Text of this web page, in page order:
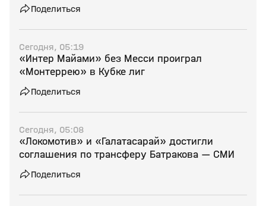
Поделиться
Сегодня, 05:19
«Интер Майами» без Месси проиграл
«Монтеррею» в Кубке лиг
Поделиться
Сегодня, 05:08
«Локомотив» и «Галатасарай» достигли
соглашения по трансферу Батракова — СМИ
Поделиться